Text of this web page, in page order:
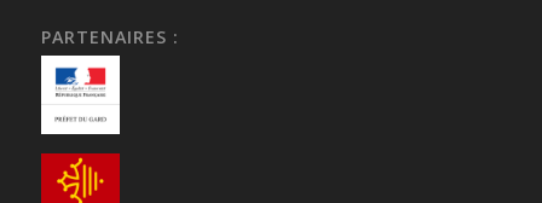
PARTENAIRES :